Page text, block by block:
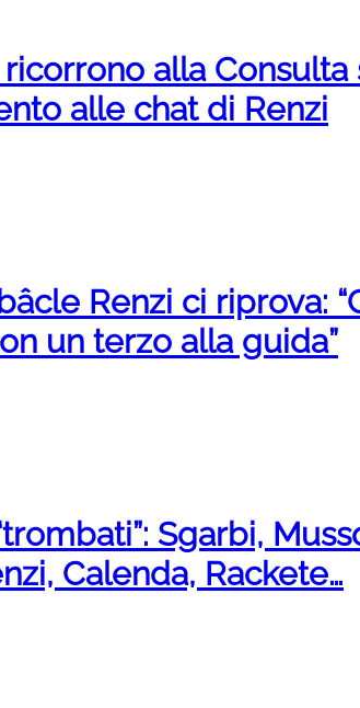
alla Consulta
alle chat di Renzi
Renzi ci riprova:
un terzo alla guida”
Sgarbi,
Calenda, Rackete…